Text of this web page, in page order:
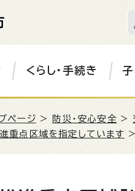
くらし・手続き 子
ページ > 防災・安心安全>
重点区域を指定しています